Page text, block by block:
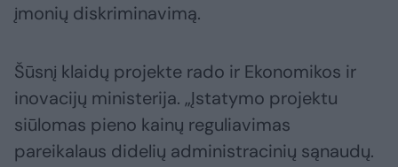
įmonių diskriminavimą.
Šūsnį klaidų projekte rado ir Ekonomikos ir
inovacijų ministerija. „Įstatymo projektu
siūlomas pieno kainų reguliavimas
pareikalaus didelių administracinių sąnaudų.